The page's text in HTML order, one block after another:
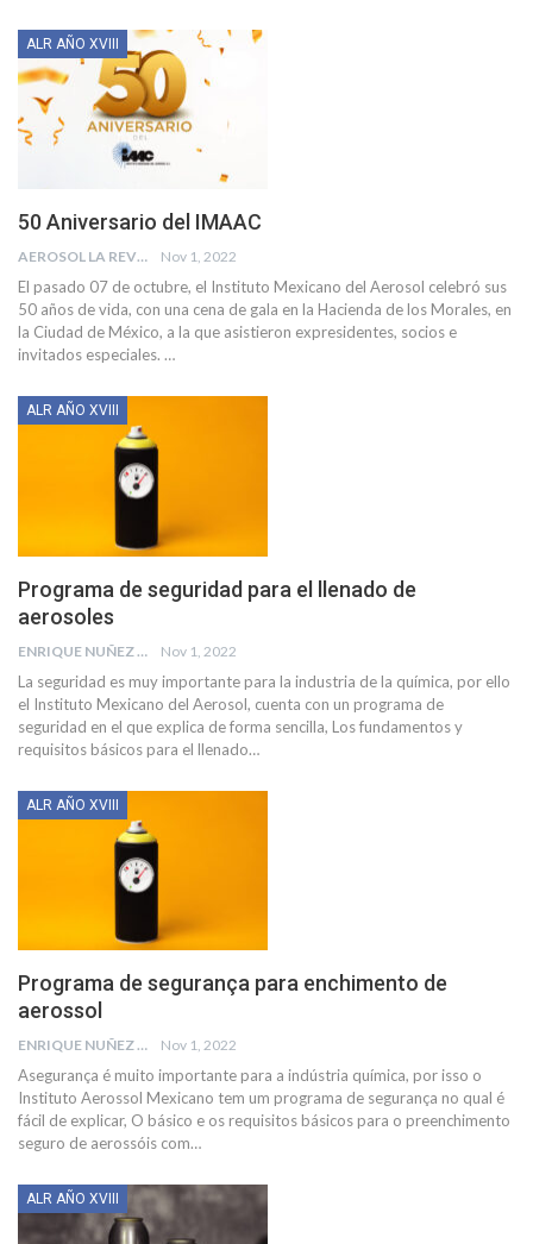
ALR AÑO XVIII
50 Aniversario del IMAAC
AEROSOL LA REVISTA Nov 1, 2022
El pasado 07 de octubre, el Instituto Mexicano del Aerosol celebró sus
50 años de vida, con una cena de gala en la Hacienda de los Morales, en
la Ciudad de México, a la que asistieron expresidentes, socios e
invitados especiales. …
ALR AÑO XVIII
Programa de seguridad para el llenado de
aerosoles
ENRIQUE NUÑEZ DE CHEMOURS Nov 1, 2022
La seguridad es muy importante para la industria de la química, por ello
el Instituto Mexicano del Aerosol, cuenta con un programa de
seguridad en el que explica de forma sencilla, Los fundamentos y
requisitos básicos para el llenado…
ALR AÑO XVIII
Programa de segurança para enchimento de
aerossol
ENRIQUE NUÑEZ DE CHEMOURS Nov 1, 2022
Asegurança é muito importante para a indústria química, por isso o
Instituto Aerossol Mexicano tem um programa de segurança no qual é
fácil de explicar, O básico e os requisitos básicos para o preenchimento
seguro de aerossóis com…
ALR AÑO XVIII